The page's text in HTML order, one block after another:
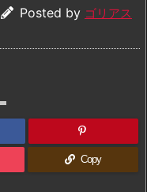
Posted by ゴリアス
Copy